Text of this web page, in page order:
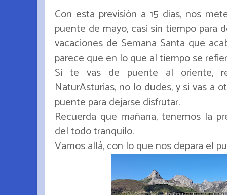
Con esta previsión a 15 días, nos
puente de mayo, casi sin tiempo para
vacaciones de Semana Santa que
parece que en lo que al tiempo se
Si te vas de puente al oriente,
NaturAsturias, no lo dudes, y si vas a
puente para dejarse disfrutar.
Recuerda que mañana, tenemos la
del todo tranquilo.
Vamos allá, con lo que nos depara el